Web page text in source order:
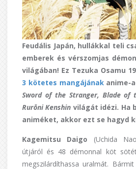
Feudális Japán, hullákkal teli
emberek és vérszomjas
világában! Ez Tezuka Osamu
3 kötetes mangájának anime-
Sword of the Stranger, Blade of
Rurōni Kenshin világát idézi. Ha
animéket, akkor ezt se hagyd
Kagemitsu Daigo (Uchida
útjáról és 48 démonnal köt
megszilárdíthassa uralmát.